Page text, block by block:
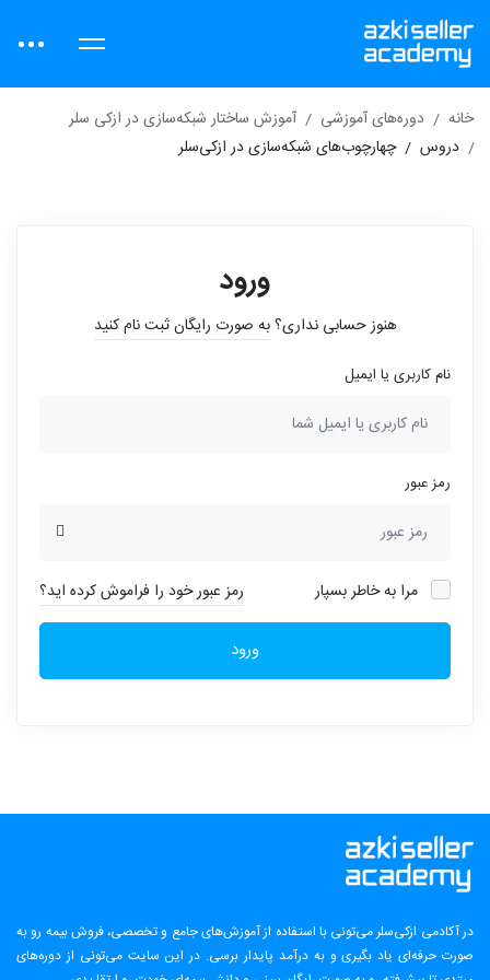
خانه دوره‌های آموزشی
آموزش ساختار شبکه‌سازی در ازکی سلر
دروس
چهارچوب‌های شبکه‌سازی در ازکی‌سلر
ورود
هنوز حسابی نداری؟به صورت رایگان ثبت نام کنید
نام کاربری یا ایمیل
رمز عبور
مرا به خاطر بسپار رمز عبور خود را فراموش کرده اید؟
ورود
در آکادمی ازکی‌سلر می‌تونی با استفاده از آموزش‌های جامع و تخصصی، فروش بیمه رو به
صورت حرفه‌ای یاد بگیری و به درآمد پایدار برسی. در این سایت می‌تونی از دوره‌های